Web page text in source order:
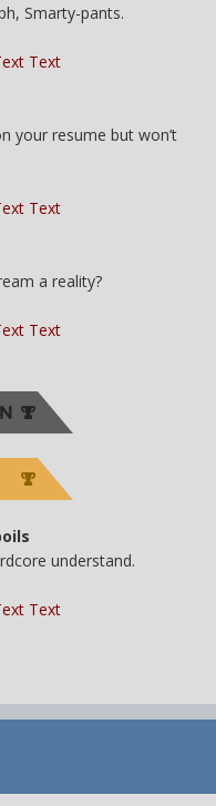
Smarty-pants.
Text
your resume but won’t
Text
a reality?
Text
understand.
Text